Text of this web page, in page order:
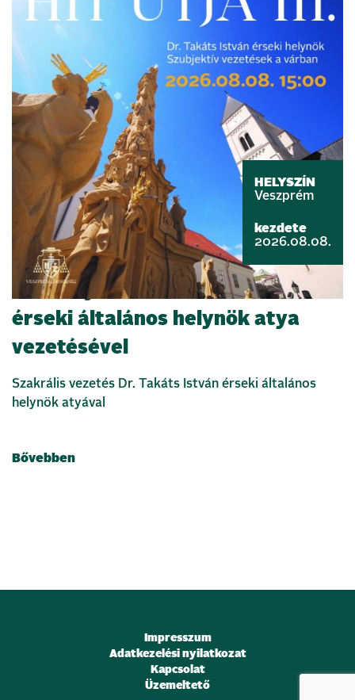
HELYSZÍN
Veszprém
kezdete
2026.08.08.
A Hit Útja III – Dr. Takáts István
érseki általános helynök atya
vezetésével
Szakrális vezetés Dr. Takáts István érseki általános
helynök atyával
Bővebben
Impresszum
Adatkezelési nyilatkozat
Kapcsolat
Üzemeltető